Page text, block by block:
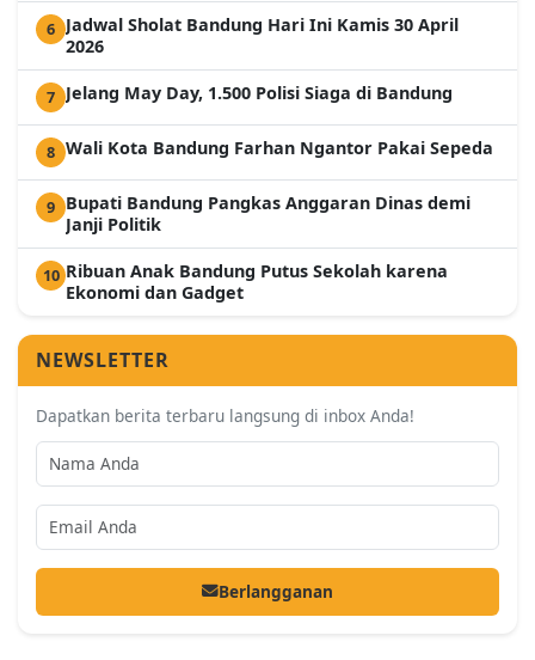
6 Jadwal Sholat Bandung Hari Ini Kamis 30 April
2026
7 Jelang May Day, 1.500 Polisi Siaga di Bandung
8 Wali Kota Bandung Farhan Ngantor Pakai Sepeda
9 Bupati Bandung Pangkas Anggaran Dinas demi
Janji Politik
10 Ribuan Anak Bandung Putus Sekolah karena
Ekonomi dan Gadget
NEWSLETTER
Dapatkan berita terbaru langsung di inbox Anda!
Berlangganan